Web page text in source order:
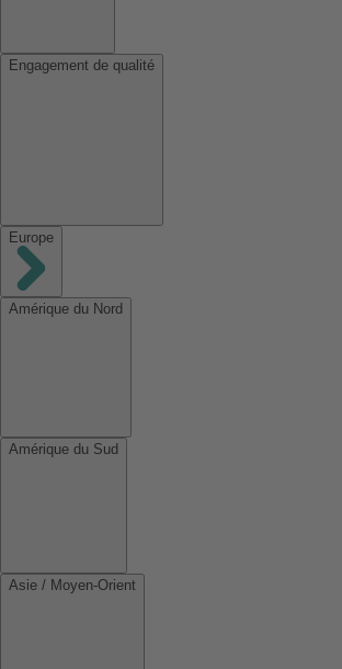
Engagement de qualité
Europe
Amérique du Nord
Amérique du Sud
Asie / Moyen-Orient